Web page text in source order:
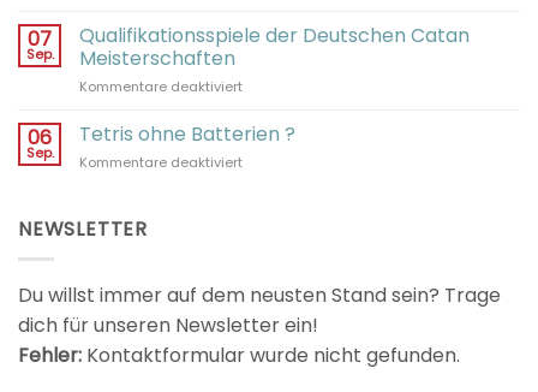
–
Das
für
Brettspiel
07
Sep.
Qualifikationsspiele der Deutschen Catan
Meisterschaften
Kommentare deaktiviertfür
der
Deutschen
Catan
06
Sep.
Tetris ohne Batterien ?
Kommentare deaktiviertfür
NEWSLETTER
Du willst immer auf dem neusten Stand sein? Trage
dich für unseren Newsletter ein!
Fehler: Kontaktformular wurde nicht gefunden.